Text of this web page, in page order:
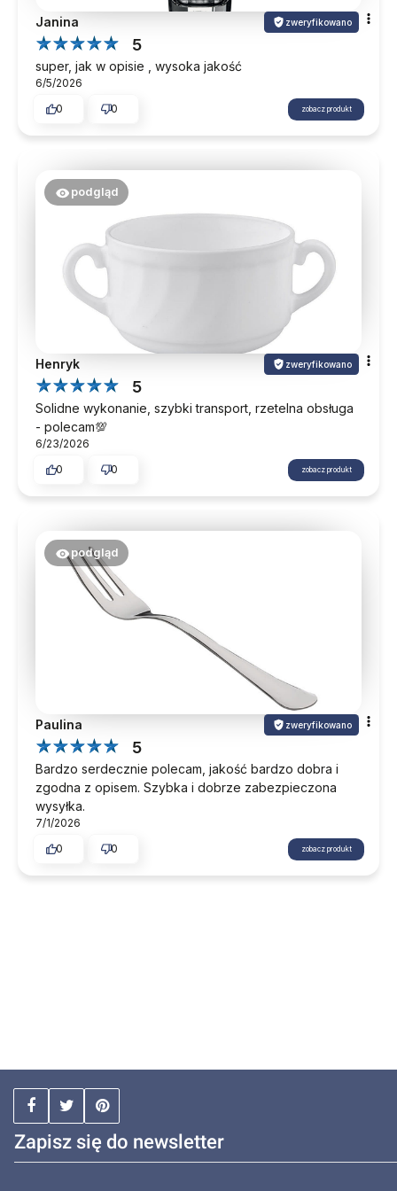
Janina zweryfikowano
5
super, jak w opisie , wysoka jakość
6/5/2026
0
0 zobacz produkt
podgląd
Henryk zweryfikowano
5
Solidne wykonanie, szybki transport, rzetelna obsługa
- polecam💯
6/23/2026
0
0 zobacz produkt
podgląd
Paulina zweryfikowano
5
Bardzo serdecznie polecam, jakość bardzo dobra i
zgodna z opisem. Szybka i dobrze zabezpieczona
wysyłka.
7/1/2026
0
0 zobacz produkt
Zapisz się do newsletter